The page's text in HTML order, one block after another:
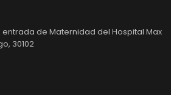
entrada de Maternidad del Hospital Max
30102